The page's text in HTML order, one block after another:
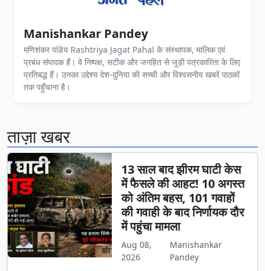
Manishankar Pandey
मणिशंकर पांडेय Rashtriya Jagat Pahal के संस्थापक, मालिक एवं
प्रबंध संपादक हैं। वे निष्पक्ष, सटीक और जनहित से जुड़ी पत्रकारिता के लिए
प्रतिबद्ध हैं। उनका उद्देश्य देश-दुनिया की सच्ची और विश्वसनीय खबरें पाठकों
तक पहुँचाना है।
ताज़ा खबर
13 साल बाद झीरम घाटी केस
में फैसले की आहट! 10 अगस्त
को अंतिम बहस, 101 गवाहों
की गवाही के बाद निर्णायक दौर
में पहुंचा मामला
Aug 08,
2026
Manishankar
Pandey